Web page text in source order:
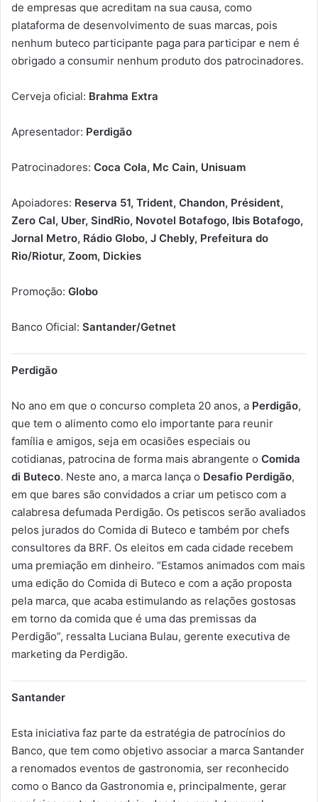
de empresas que acreditam na sua causa, como
plataforma de desenvolvimento de suas marcas, pois
nenhum buteco participante paga para participar e nem é
obrigado a consumir nenhum produto dos patrocinadores.
Cerveja oficial: Brahma Extra
Apresentador: Perdigão
Patrocinadores: Coca Cola, Mc Cain, Unisuam
Apoiadores: Reserva 51, Trident, Chandon, Président,
Zero Cal, Uber, SindRio, Novotel Botafogo, Ibis Botafogo,
Jornal Metro, Rádio Globo, J Chebly, Prefeitura do
Rio/Riotur, Zoom, Dickies
Promoção: Globo
Banco Oficial: Santander/Getnet
Perdigão
No ano em que o concurso completa 20 anos, a Perdigão,
que tem o alimento como elo importante para reunir
família e amigos, seja em ocasiões especiais ou
cotidianas, patrocina de forma mais abrangente o Comida
di Buteco. Neste ano, a marca lança o Desafio Perdigão,
em que bares são convidados a criar um petisco com a
calabresa defumada Perdigão. Os petiscos serão avaliados
pelos jurados do Comida di Buteco e também por chefs
consultores da BRF. Os eleitos em cada cidade recebem
uma premiação em dinheiro. “Estamos animados com mais
uma edição do Comida di Buteco e com a ação proposta
pela marca, que acaba estimulando as relações gostosas
em torno da comida que é uma das premissas da
Perdigão”, ressalta Luciana Bulau, gerente executiva de
marketing da Perdigão.
Santander
Esta iniciativa faz parte da estratégia de patrocínios do
Banco, que tem como objetivo associar a marca Santander
a renomados eventos de gastronomia, ser reconhecido
como o Banco da Gastronomia e, principalmente, gerar